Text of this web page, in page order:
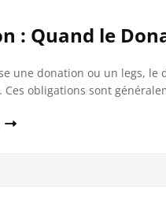
: Quand le
une donation ou un legs,
Ces obligations sont